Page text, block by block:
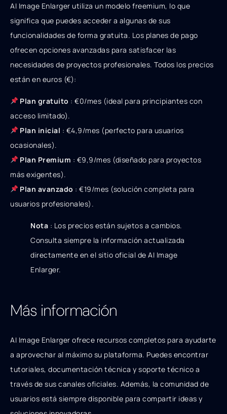
AI Image Enlarger utiliza un modelo freemium, lo que
significa que puedes acceder a algunas de sus
funcionalidades de forma gratuita. Los planes de pago
ofrecen opciones avanzadas para satisfacer las
necesidades de proyectos profesionales. Todos los precios
están en euros (€):
Plan gratuito : €0/mes (ideal para principiantes con
acceso limitado).
Plan inicial : €4,9/mes (perfecto para usuarios
ocasionales).
Plan Premium : €9,9/mes (diseñado para proyectos
más exigentes).
Plan avanzado : €19/mes (solución completa para
usuarios profesionales).
Nota : Los precios están sujetos a cambios.
Consulta siempre la información actualizada
directamente en el sitio oficial de AI Image
Enlarger.
Más información
AI Image Enlarger ofrece recursos completos para ayudarte
a aprovechar al máximo su plataforma. Puedes encontrar
tutoriales, documentación técnica y soporte técnico a
través de sus canales oficiales. Además, la comunidad de
usuarios está siempre disponible para compartir ideas y